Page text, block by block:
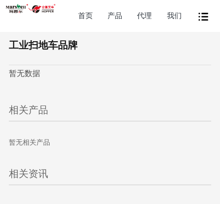
首页 产品 代理 我们
工业扫地车品牌
暂无数据
相关产品
暂无相关产品
相关资讯